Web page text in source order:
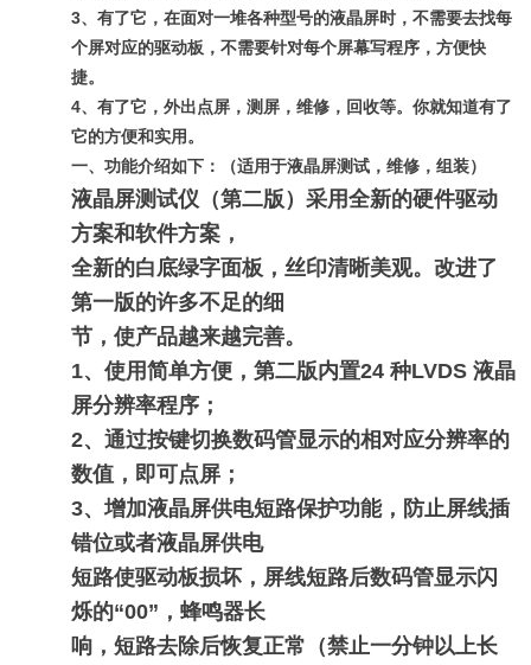
3、有了它，在面对一堆各种型号的液晶屏时，不需要去找每
个屏对应的驱动板，不需要针对每个屏幕写程序，方便快
捷。
4、有了它，外出点屏，测屏，维修，回收等。你就知道有了
它的方便和实用。
一、功能介绍如下：
（适用于液晶屏测试，维修，组装）
液晶屏测试仪（第二版）采用全新的硬件驱动
方案和软件方案，
全新的白底绿字面板，丝印清晰美观。改进了
第一版的许多不足的细
节，使产品越来越完善。
1、使用简单方便，第二版内置24 种LVDS 液晶
屏分辨率程序；
2、通过按键切换数码管显示的相对应分辨率的
数值，即可点屏；
3、增加液晶屏供电短路保护功能，防止屏线插
错位或者液晶屏供电
短路使驱动板损坏，屏线短路后数码管显示闪
烁的“00”，蜂鸣器长
响，短路去除后恢复正常（禁止一分钟以上长